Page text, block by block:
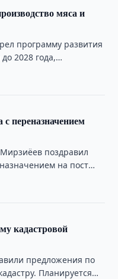
мяса и
программу развития
2028 года,
переназначением
поздравил
на пост
кадастровой
предложения по
Планируется